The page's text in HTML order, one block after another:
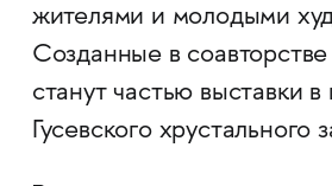
жителями и молодыми
Созданные в
станут частью выставки в
Гусевского хрустального